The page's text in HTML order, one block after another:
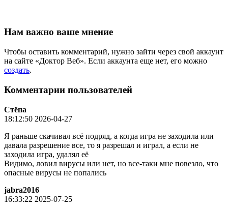
Нам важно ваше мнение
Чтобы оставить комментарий, нужно зайти через свой аккаунт
на сайте «Доктор Веб». Если аккаунта еще нет, его можно
создать.
Комментарии пользователей
Стёпа
18:12:50 2026-04-27
Я раньше скачивал всё подряд, а когда игра не заходила или
давала разрешение все, то я разрешал и играл, а если не
заходила игра, удалял её
Видимо, ловил вирусы или нет, но все-таки мне повезло, что
опасные вирусы не попались
jabra2016
16:33:22 2025-07-25